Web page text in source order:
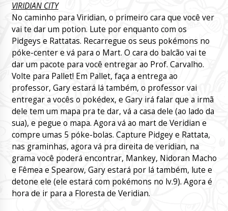
VIRIDIAN CITY
No caminho para Viridian, o primeiro cara que você ver
vai te dar um potion. Lute por enquanto com os
Pidgeys e Rattatas. Recarregue os seus pokémons no
póke-center e vá para o Mart. O cara do balcão vai te
dar um pacote para você entregar ao Prof. Carvalho.
Volte para Pallet! Em Pallet, faça a entrega ao
professor, Gary estará lá também, o professor vai
entregar a vocês o pokédex, e Gary irá falar que a irmã
dele tem um mapa pra te dar, vá a casa dele (ao lado da
sua), e pegue o mapa. Agora vá ao mart de Veridian e
compre umas 5 póke-bolas. Capture Pidgey e Rattata,
nas graminhas, agora vá pra direita de veridian, na
grama você poderá encontrar, Mankey, Nidoran Macho
e Fêmea e Spearow, Gary estará por lá também, lute e
detone ele (ele estará com pokémons no lv.9). Agora é
hora de ir para a Floresta de Veridian.